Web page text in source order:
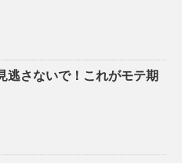
逃さないで！これがモテ期